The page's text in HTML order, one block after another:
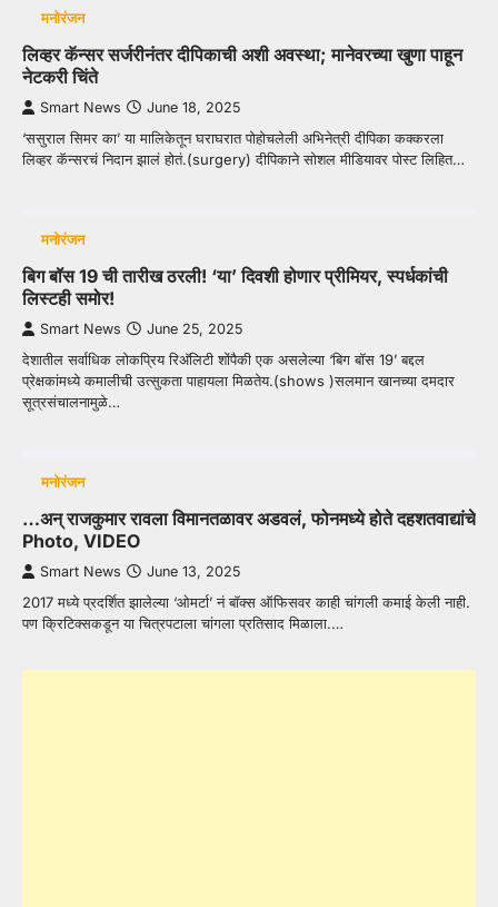
मनोरंजन
लिव्हर कॅन्सर सर्जरीनंतर दीपिकाची अशी अवस्था; मानेवरच्या खुणा पाहून
नेटकरी चिंते
Smart News June 18, 2025
‘ससुराल सिमर का’ या मालिकेतून घराघरात पोहोचलेली अभिनेत्री दीपिका कक्करला
लिव्हर कॅन्सरचं निदान झालं होतं.(surgery) दीपिकाने सोशल मीडियावर पोस्ट लिहित…
मनोरंजन
बिग बॉस 19 ची तारीख ठरली! ‘या’ दिवशी होणार प्रीमियर, स्पर्धकांची
लिस्टही समोर!
Smart News June 25, 2025
देशातील सर्वाधिक लोकप्रिय रिअ‍ॅलिटी शोंपैकी एक असलेल्या ‘बिग बॉस 19’ बद्दल
प्रेक्षकांमध्ये कमालीची उत्सुकता पाहायला मिळतेय.(shows )सलमान खानच्या दमदार
सूत्रसंचालनामुळे…
मनोरंजन
…अन् राजकुमार रावला विमानतळावर अडवलं, फोनमध्ये होते दहशतवाद्यांचे
Photo, VIDEO
Smart News June 13, 2025
2017 मध्ये प्रदर्शित झालेल्या ‘ओमर्टा’ नं बॉक्स ऑफिसवर काही चांगली कमाई केली नाही.
पण क्रिटिक्सकडून या चित्रपटाला चांगला प्रतिसाद मिळाला.…